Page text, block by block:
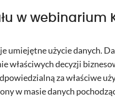
w webinarium
umiejętne użycie danych.
właściwych decyzji
za właściwe
w masie danych